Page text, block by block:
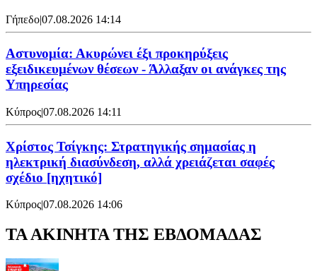
Γήπεδο|07.08.2026 14:14
Αστυνομία: Ακυρώνει έξι προκηρύξεις
εξειδικευμένων θέσεων - Άλλαξαν οι ανάγκες της
Υπηρεσίας
Κύπρος|07.08.2026 14:11
Χρίστος Τσίγκης: Στρατηγικής σημασίας η
ηλεκτρική διασύνδεση, αλλά χρειάζεται σαφές
σχέδιο [ηχητικό]
Κύπρος|07.08.2026 14:06
ΤΑ ΑΚΙΝΗΤΑ ΤΗΣ ΕΒΔΟΜΑΔΑΣ